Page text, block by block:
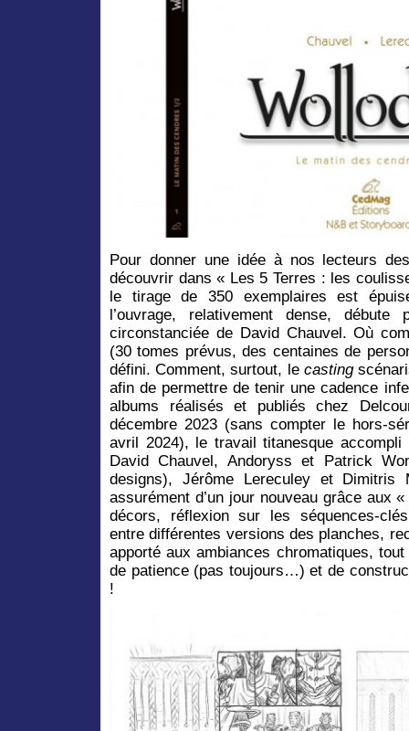
Pour donner une idée à nos lecteurs
découvrir dans « Les 5 Terres : les
le tirage de 350 exemplaires est
l’ouvrage, relativement dense, débute
circonstanciée de David Chauvel. Où
(30 tomes prévus, des centaines de
défini. Comment, surtout, le casting
afin de permettre de tenir une cadence
albums réalisés et publiés chez
décembre 2023 (sans compter le hors-
avril 2024), le travail titanesque
David Chauvel, Andoryss et Patrick
designs), Jérôme Lereculey et Dimitris
assurément d’un jour nouveau grâce aux
décors, réflexion sur les séquences-
entre différentes versions des planches,
apporté aux ambiances chromatiques,
de patience (pas toujours…) et de
!